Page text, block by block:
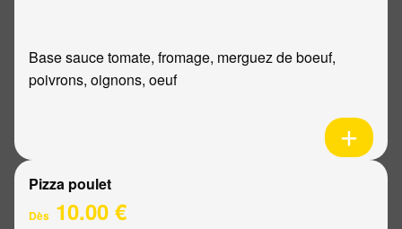
Base sauce tomate, fromage, merguez de boeuf,
poivrons, oignons, oeuf
Pizza poulet
Dès 10.00 €